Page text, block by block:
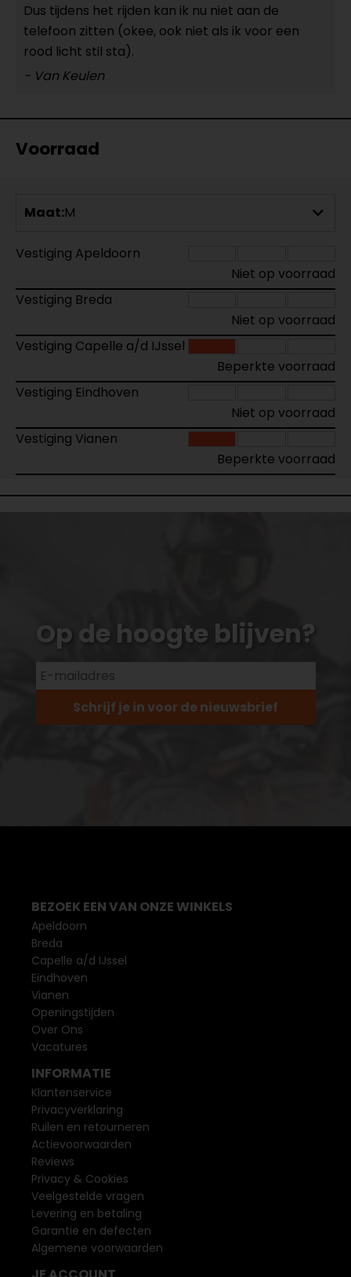
Dus tijdens het rijden kan ik nu niet aan de
telefoon zitten (okee, ook niet als ik voor een
rood licht stil sta).
- Van Keulen
Voorraad
Maat:M
Vestiging Apeldoorn
Niet op voorraad
Vestiging Breda
Niet op voorraad
Vestiging Capelle a/d IJssel
Beperkte voorraad
Vestiging Eindhoven
Niet op voorraad
Vestiging Vianen
Beperkte voorraad
Op de hoogte blijven?
Schrijf je in voor de nieuwsbrief
BEZOEK EEN VAN ONZE WINKELS
Apeldoorn
Breda
Capelle a/d IJssel
Eindhoven
Vianen
Openingstijden
Over Ons
Vacatures
INFORMATIE
Klantenservice
Privacyverklaring
Ruilen en retourneren
Actievoorwaarden
Reviews
Privacy & Cookies
Veelgestelde vragen
Levering en betaling
Garantie en defecten
Algemene voorwaarden